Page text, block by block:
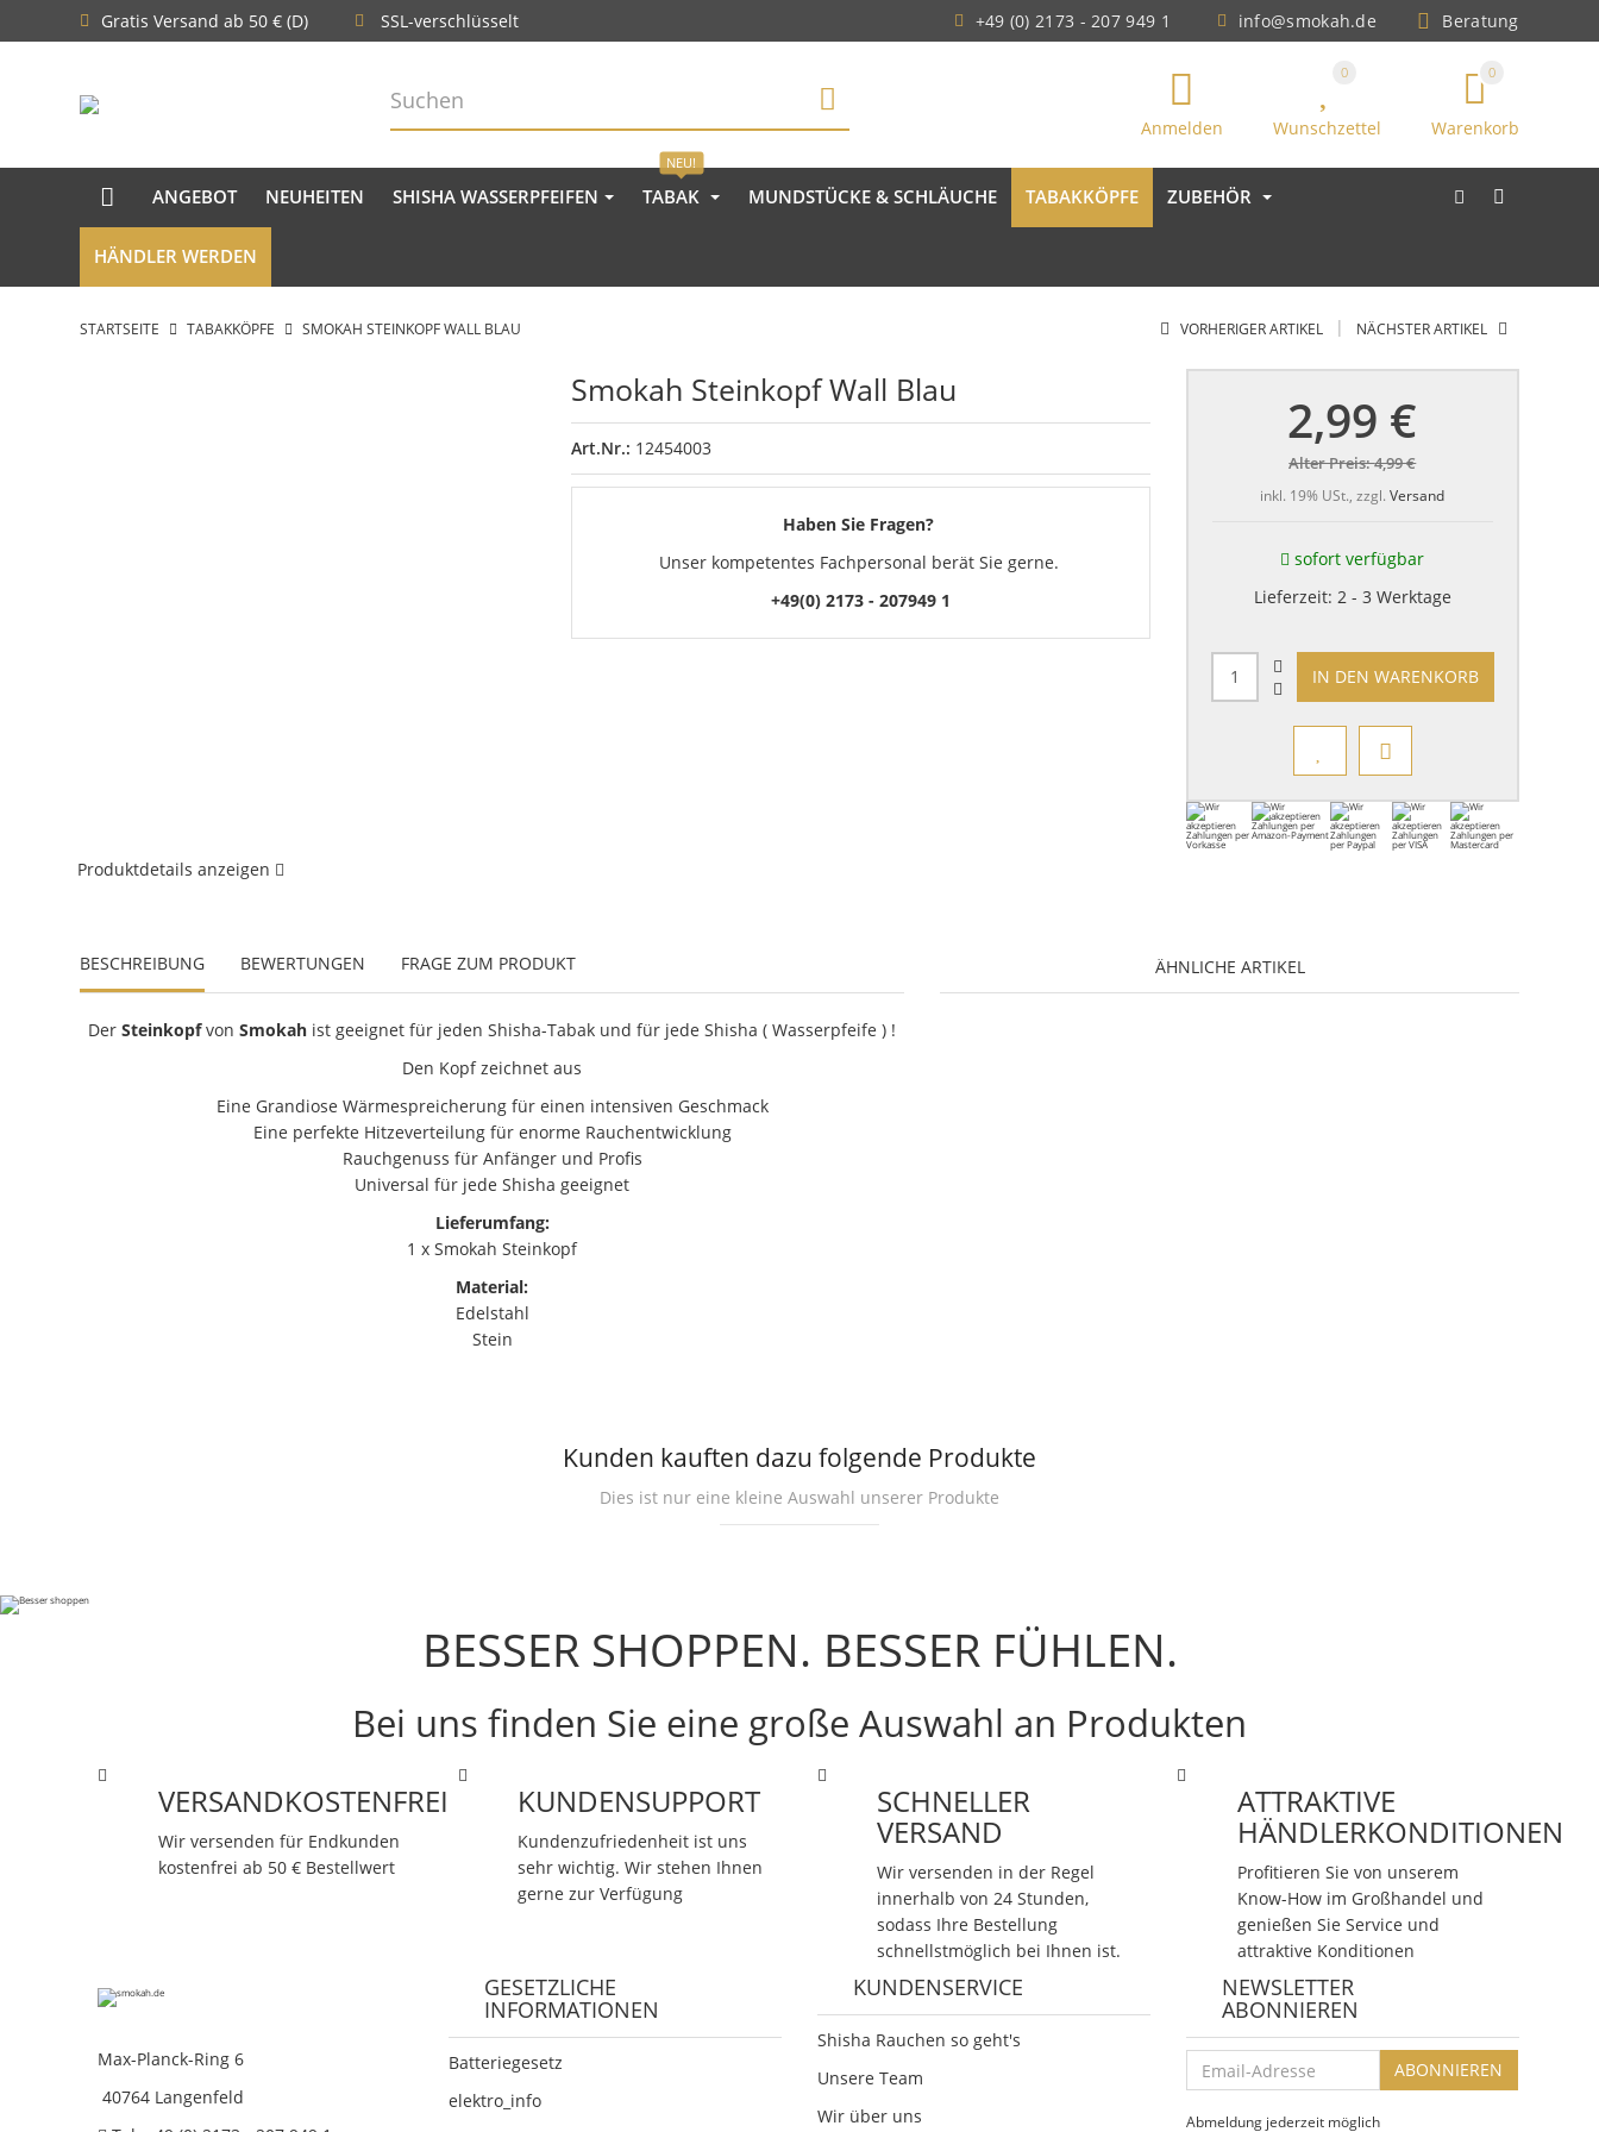
Gratis Versand ab 50 € (D) SSL-verschlüsselt +49 (0) 2173 - 207 949 1 info@smokah.de Beratung
Anmelden
0
Wunschzettel
0
Warenkorb
ANGEBOT NEUHEITEN SHISHA WASSERPFEIFEN TABAK
NEU!
MUNDSTÜCKE & SCHLÄUCHE TABAKKÖPFE ZUBEHÖR
HÄNDLER WERDEN
STARTSEITE TABAKKÖPFE SMOKAH STEINKOPF WALL BLAU VORHERIGER ARTIKEL | NÄCHSTER ARTIKEL
Smokah Steinkopf Wall Blau
Art.Nr.: 12454003
Haben Sie Fragen?
Unser kompetentes Fachpersonal berät Sie gerne.
+49(0) 2173 - 207949 1
2,99 €
Alter Preis:4,99 €
inkl. 19% USt., zzgl.Versand
sofort verfügbar
Lieferzeit: 2 - 3 Werktage
IN DEN WARENKORB
Produktdetails anzeigen
BESCHREIBUNG BEWERTUNGEN FRAGE ZUM PRODUKT
DerSteinkopfvonSmokah ist geeignet für jeden Shisha-Tabak und für jede Shisha ( Wasserpfeife ) !
Den Kopf zeichnet aus
Eine Grandiose Wärmespreicherung für einen intensiven Geschmack
Eine perfekte Hitzeverteilung für enorme Rauchentwicklung
Rauchgenuss für Anfänger und Profis
Universal für jede Shisha geeignet
Lieferumfang:
1 x Smokah Steinkopf
Material:
Edelstahl
Stein
ÄHNLICHE ARTIKEL
Kunden kauften dazu folgende Produkte
Dies ist nur eine kleine Auswahl unserer Produkte
BESSER SHOPPEN. BESSER FÜHLEN.
Bei uns finden Sie eine große Auswahl an Produkten
VERSANDKOSTENFREI
Wir versenden für Endkunden
kostenfrei ab 50 € Bestellwert
KUNDENSUPPORT
Kundenzufriedenheit ist uns
sehr wichtig. Wir stehen Ihnen
gerne zur Verfügung
SCHNELLER
VERSAND
Wir versenden in der Regel
innerhalb von 24 Stunden,
sodass Ihre Bestellung
schnellstmöglich bei Ihnen ist.
ATTRAKTIVE
HÄNDLERKONDITIONEN
Profitieren Sie von unserem
Know-How im Großhandel und
genießen Sie Service und
attraktive Konditionen
Max-Planck-Ring 6
40764 Langenfeld
GESETZLICHE
INFORMATIONEN
Batteriegesetz
elektro_info
KUNDENSERVICE
Shisha Rauchen so geht's
Unsere Team
Wir über uns
NEWSLETTER
ABONNIEREN
Email-
Adresse
ABONNIEREN
Abmeldung jederzeit möglich